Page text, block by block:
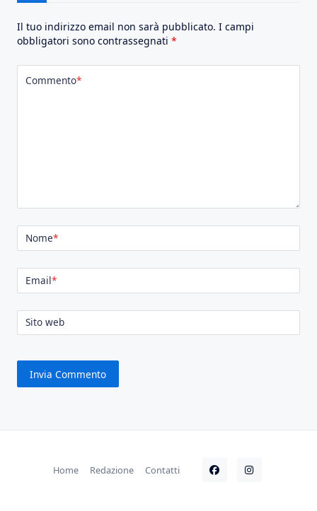
Il tuo indirizzo email non sarà pubblicato. I campi
obbligatori sono contrassegnati *
Commento*
Nome*
Email*
Sito web
Home Redazione Contatti